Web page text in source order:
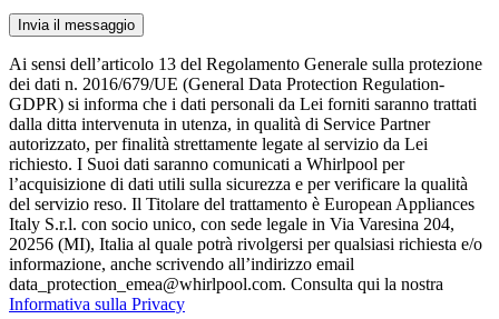
Ai sensi dell’articolo 13 del Regolamento Generale sulla protezione
dei dati n. 2016/679/UE (General Data Protection Regulation-
GDPR) si informa che i dati personali da Lei forniti saranno​ trattati
dalla ditta intervenuta in utenza,​ in qualità di Service Partner
autorizzato, per finalità strettamente legate al servizio da Lei
richiesto. I S​uoi dati saranno comunicati a Whirlpool per
l’acquisizione di dati utili sulla sicurezza e per verificare la qualità
del servizio reso. Il Titolare del trattamento è European Appliances
Italy S.r.l. con socio unico, con sede legale in Via Varesina 204,
20256 (MI), Italia al quale potrà rivolgersi per qualsiasi richiesta e/o
informazione, anche scrivendo all’indirizzo email
data_protection_emea@whirlpool.com. Consulta qui la nostra
Informativa sulla Privacy